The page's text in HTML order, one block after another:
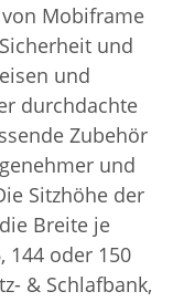
Mobiframe
und
und
durchdachte
Zubehör
und
Sitzhöhe der
Breite je
144 oder 150
& Schlafbank,